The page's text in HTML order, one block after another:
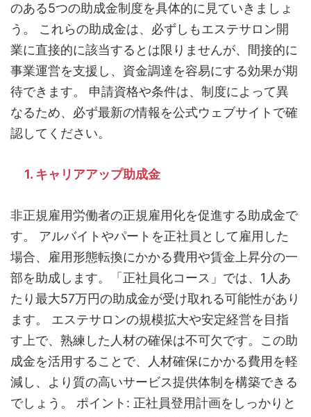
のある5つの助成金制度を具体的に見ていきましょ
う。 これらの助成金は、必ずしもエステサロン開
業に直接的に該当するとは限りませんが、間接的に
事業運営を支援し、資金調達を容易にする効果が期
待できます。 申請資格や条件は、制度によって異
なるため、必ず最新の情報を公式ウェブサイトで確
認してください。
1. キャリアアップ助成金
非正規雇用労働者の正規雇用化を促進する助成金で
す。 アルバイトやパートを正社員として雇用した
場合、雇用形態転換にかかる費用や賃金上昇分の一
部を助成します。「正社員化コース」では、1人あ
たり最大57万円の助成金が受け取れる可能性があり
ます。 エステサロンの規模拡大や安定経営を目指
す上で、熟練した人材の確保は不可欠です。この助
成金を活用することで、人材確保にかかる費用を軽
減し、より質の高いサービス提供体制を構築できる
でしょう。 ポイント: 正社員登用計画をしっかりと